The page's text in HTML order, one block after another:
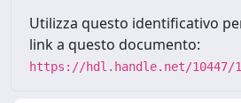
Utilizza questo identificativo
link a questo documento:
https://hdl.handle.net/10447/